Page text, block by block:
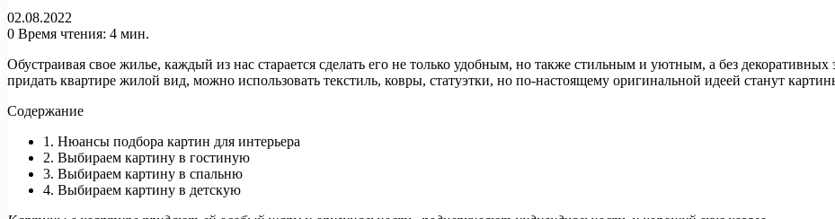
02.08.2022
0 Время чтения: 4 мин.
Обустраивая свое жилье, каждый из нас старается сделать его не только удобным, но также стильным и уютным, а без
придать квартире жилой вид, можно использовать текстиль, ковры, статуэтки, но по-настоящему оригинальной идеей станут
Содержание
1. Нюансы подбора картин для интерьера
2. Выбираем картину в гостиную
3. Выбираем картину в спальню
4. Выбираем картину в детскую